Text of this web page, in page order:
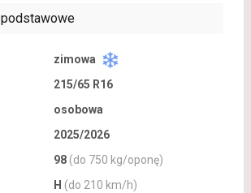
podstawowe
zimowa
215/65 R16
osobowa
2025/2026
98 (do 750 kg/oponę)
H (do 210 km/h)